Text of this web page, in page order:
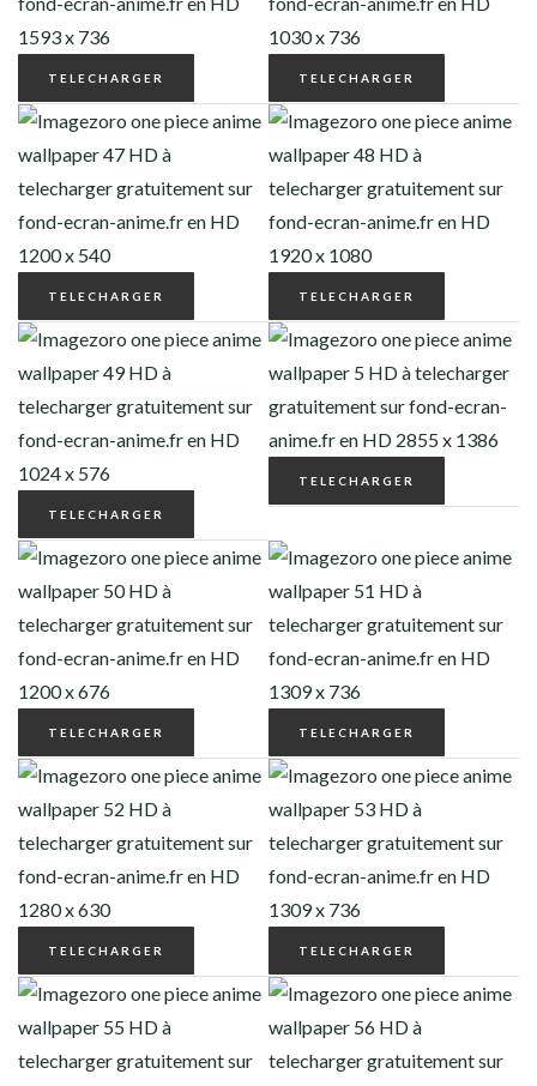
TELECHARGER TELECHARGER
TELECHARGER TELECHARGER
TELECHARGER
TELECHARGER
TELECHARGER TELECHARGER
TELECHARGER TELECHARGER